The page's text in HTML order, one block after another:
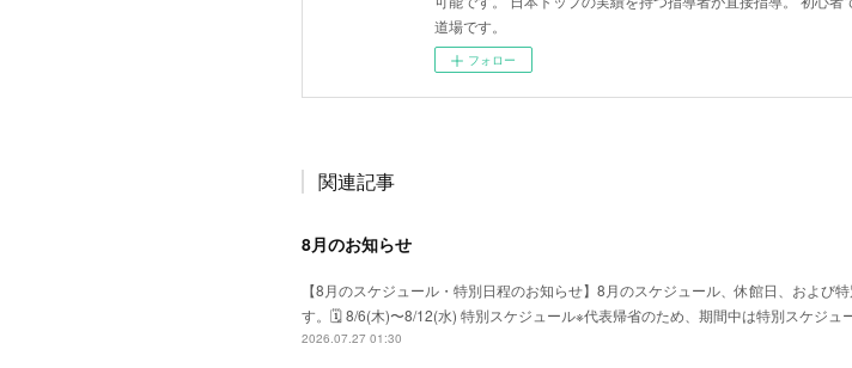
道場です。
フォロー
関連記事
8月のお知らせ
【8月のスケジュール・特別日程のお知らせ】8月のスケジュール、休館日、および
す。​🗓 8/6(木)〜8/12(水) 特別スケジュール​※代表帰省のため、期間中は特別スケジ
2026.07.27 01:30